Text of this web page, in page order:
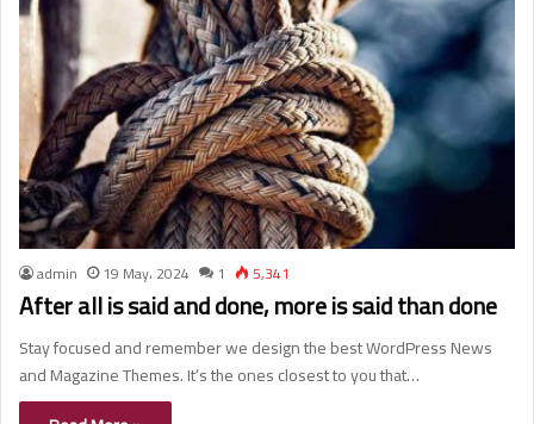
admin 19 May، 2024 1 5,341
After all is said and done, more is said than done
Stay focused and remember we design the best WordPress News
and Magazine Themes. It’s the ones closest to you that…